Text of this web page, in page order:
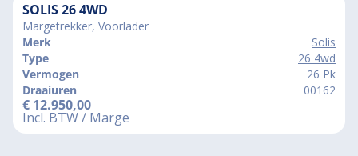
SOLIS 26 4WD
Margetrekker, Voorlader
Merk
Solis
Type
26 4wd
Vermogen
26 Pk
Draaiuren
00162
€ 12.950,00
Incl. BTW / Marge